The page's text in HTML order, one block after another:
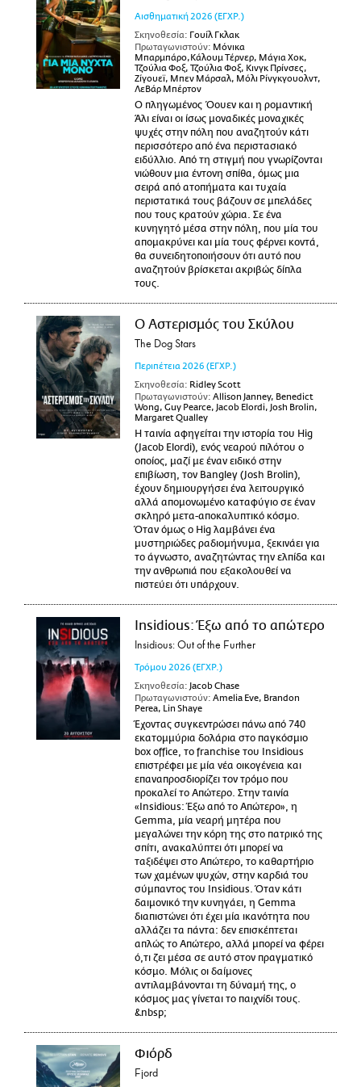
Αισθηματική 2026 (ΕΓΧΡ.)
Σκηνοθεσία: Γουίλ Γκλακ
Πρωταγωνιστούν: Μόνικα
Μπαρμπάρο,Κάλουμ Τέρνερ, Μάγια Χοκ,
Τζούλια Φοξ, Τζούλια Φοξ, Κινγκ Πρίνσες,
Ζίγουεϊ, Μπεν Μάρσαλ, Μόλι Ρίνγκγουολντ,
ΛεΒάρ Μπέρτον
Ο πληγωμένος Όουεν και η ρομαντική
Άλι είναι οι ίσως μοναδικές μοναχικές
ψυχές στην πόλη που αναζητούν κάτι
περισσότερο από ένα περιστασιακό
ειδύλλιο. Από τη στιγμή που γνωρίζονται
νιώθουν μια έντονη σπίθα, όμως μια
σειρά από ατοπήματα και τυχαία
περιστατικά τους βάζουν σε μπελάδες
που τους κρατούν χώρια. Σε ένα
κυνηγητό μέσα στην πόλη, που μία του
απομακρύνει και μία τους φέρνει κοντά,
θα συνειδητοποιήσουν ότι αυτό που
αναζητούν βρίσκεται ακριβώς δίπλα
τους.
Ο Αστερισμός του Σκύλου
The Dog Stars
Περιπέτεια 2026 (ΕΓΧΡ.)
Σκηνοθεσία: Ridley Scott
Πρωταγωνιστούν: Allison Janney, Benedict
Wong, Guy Pearce, Jacob Elordi, Josh Brolin,
Margaret Qualley
Η ταινία αφηγείται την ιστορία του Hig
(Jacob Elordi), ενός νεαρού πιλότου ο
οποίος, μαζί με έναν ειδικό στην
επιβίωση, τον Bangley (Josh Brolin),
έχουν δημιουργήσει ένα λειτουργικό
αλλά απομονωμένο καταφύγιο σε έναν
σκληρό μετα-αποκαλυπτικό κόσμο.
Όταν όμως ο Hig λαμβάνει ένα
μυστηριώδες ραδιομήνυμα, ξεκινάει για
το άγνωστο, αναζητώντας την ελπίδα και
την ανθρωπιά που εξακολουθεί να
πιστεύει ότι υπάρχουν.
Insidious: Έξω από το απώτερο
Insidious: Out of the Further
Τρόμου 2026 (ΕΓΧΡ.)
Σκηνοθεσία: Jacob Chase
Πρωταγωνιστούν: Amelia Eve, Brandon
Perea, Lin Shaye
Έχοντας συγκεντρώσει πάνω από 740
εκατομμύρια δολάρια στο παγκόσμιο
box office, το franchise του Insidious
επιστρέφει με μία νέα οικογένεια και
επαναπροσδιορίζει τον τρόμο που
προκαλεί το Απώτερο. Στην ταινία
«Insidious: Έξω από το Απώτερο», η
Gemma, μία νεαρή μητέρα που
μεγαλώνει την κόρη της στο πατρικό της
σπίτι, ανακαλύπτει ότι μπορεί να
ταξιδέψει στο Απώτερο, το καθαρτήριο
των χαμένων ψυχών, στην καρδιά του
σύμπαντος του Insidious. Όταν κάτι
δαιμονικό την κυνηγάει, η Gemma
διαπιστώνει ότι έχει μία ικανότητα που
αλλάζει τα πάντα: δεν επισκέπτεται
απλώς το Απώτερο, αλλά μπορεί να φέρει
ό,τι ζει μέσα σε αυτό στον πραγματικό
κόσμο. Μόλις οι δαίμονες
αντιλαμβάνονται τη δύναμή της, ο
κόσμος μας γίνεται το παιχνίδι τους.
&nbsp;
Φιόρδ
Fjord